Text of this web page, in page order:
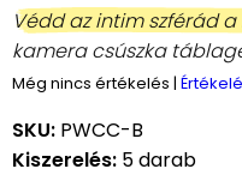
Védd az intim szférád
kamera csúszka
Még nincs értékelés |
SKU: PWCC-B
Kiszerelés: 5 darab